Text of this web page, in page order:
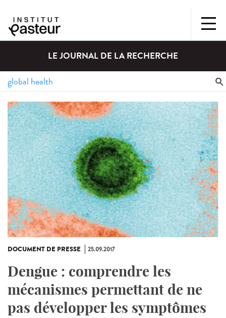
LE JOURNAL DE LA RECHERCHE
DOCUMENT DE PRESSE 25.09.2017
Dengue : comprendre les
mécanismes permettant de ne
pas développer les symptômes